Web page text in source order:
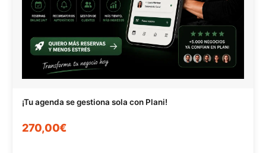
¡Tu agenda se gestiona sola con Plani!
270,00€